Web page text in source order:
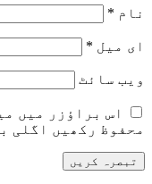
نام *
ای میل *
ویب‌ سائٹ
اس براؤزر میں
محفوظ رکھیں اگلی